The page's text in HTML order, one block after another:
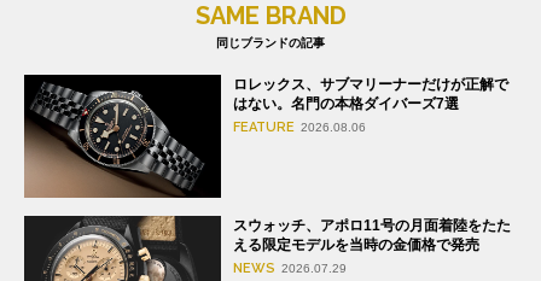
SAME BRAND
同じブランドの記事
ロレックス、サブマリーナーだけが正解で
はない。名門の本格ダイバーズ7選
FEATURE 2026.08.06
スウォッチ、アポロ11号の月面着陸をたた
える限定モデルを当時の金価格で発売
NEWS 2026.07.29